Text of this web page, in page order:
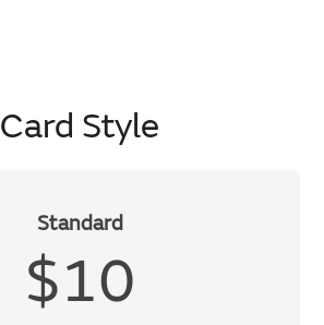
Card Style
Standard
$10